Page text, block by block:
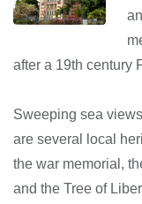
after a 19th century
Sweeping sea
are several local
the war memorial,
and the Tree of